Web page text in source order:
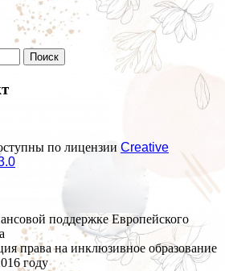
по лицензии Creative
поддержке Европейского
права на инклюзивное образование
году